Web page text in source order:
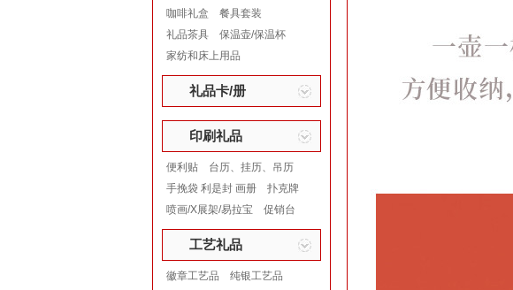
咖啡礼盒
餐具套装
礼品茶具
保温壶/保温杯
家纺和床上用品
礼品卡/册
印刷礼品
便利贴
台历、挂历、吊历
手挽袋 利是封 画册
扑克牌
喷画/X展架/易拉宝
促销台
工艺礼品
徽章工艺品
纯银工艺品